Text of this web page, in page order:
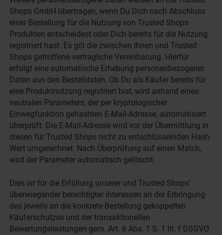
Shops GmbH übertragen, wenn Du Dich nach Abschluss
einer Bestellung für die Nutzung von Trusted Shops
Produkten entscheidest oder Dich bereits für die Nutzung
registriert hast. Es gilt die zwischen Ihnen und Trusted
Shops getroffene vertragliche Vereinbarung. Hierfür
erfolgt eine automatische Erhebung personenbezogener
Daten aus den Bestelldaten. Ob Du als Käufer bereits für
eine Produktnutzung registriert bist, wird anhand eines
neutralen Parameters, der per kryptologischer
Einwegfunktion gehashten E-Mail-Adresse, automatisiert
überprüft. Die E-Mail-Adresse wird vor der Übermittlung in
diesen für Trusted Shops nicht zu entschlüsselnden Hash-
Wert umgerechnet. Nach Überprüfung auf einen Match,
wird der Parameter automatisch gelöscht.
Dies ist für die Erfüllung unserer und Trusted Shops’
überwiegender berechtigter Interessen an der Erbringung
des jeweils an die konkrete Bestellung gekoppelten
Käuferschutzes und der transaktionellen
Bewertungsleistungen gem. Art. 6 Abs. 1 S. 1 lit. f DSGVO